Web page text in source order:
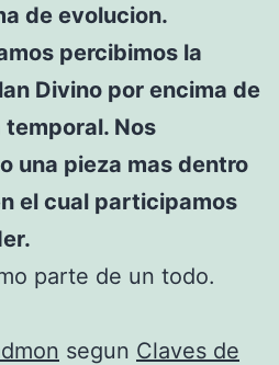
de evolucion.
percibimos la
Divino por encima de
Nos
una pieza mas dentro
el cual participamos
parte de un todo.
segun Claves de